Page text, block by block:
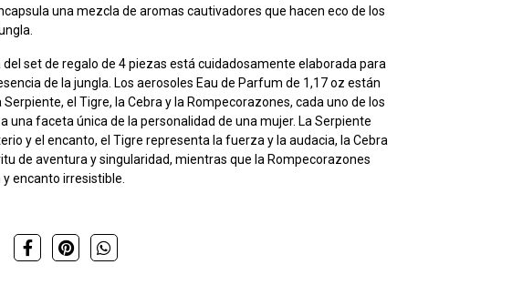
una mezcla de aromas cautivadores que hacen eco de los
set de regalo de 4 piezas está cuidadosamente elaborada para
de la jungla. Los aerosoles Eau de Parfum de 1,17 oz están
Serpiente, el Tigre, la Cebra y la Rompecorazones, cada uno de los
una faceta única de la personalidad de una mujer. La Serpiente
y el encanto, el Tigre representa la fuerza y ​​la audacia, la Cebra
de aventura y singularidad, mientras que la Rompecorazones
encanto irresistible.